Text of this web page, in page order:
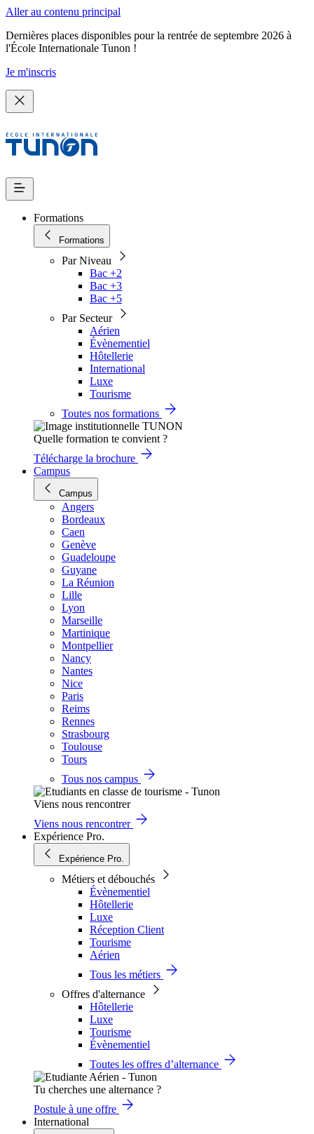
Aller au contenu principal
Dernières places disponibles pour la rentrée de septembre 2026 à
l'École Internationale Tunon !
Je m'inscris
Formations
Formations
Par Niveau
Bac +2
Bac +3
Bac +5
Par Secteur
Aérien
Évènementiel
Hôtellerie
International
Luxe
Tourisme
Toutes nos formations
Quelle formation te convient ?
Télécharge la brochure
Campus
Campus
Angers
Bordeaux
Caen
Genève
Guadeloupe
Guyane
La Réunion
Lille
Lyon
Marseille
Martinique
Montpellier
Nancy
Nantes
Nice
Paris
Reims
Rennes
Strasbourg
Toulouse
Tours
Tous nos campus
Viens nous rencontrer
Viens nous rencontrer
Expérience Pro.
Expérience Pro.
Métiers et débouchés
Évènementiel
Hôtellerie
Luxe
Réception Client
Tourisme
Aérien
Tous les métiers
Offres d'alternance
Hôtellerie
Luxe
Tourisme
Évènementiel
Toutes les offres d’alternance
Tu cherches une alternance ?
Postule à une offre
International